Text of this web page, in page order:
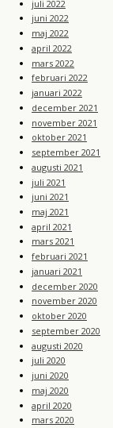
juli 2022
juni 2022
maj 2022
april 2022
mars 2022
februari 2022
januari 2022
december 2021
november 2021
oktober 2021
september 2021
augusti 2021
juli 2021
juni 2021
maj 2021
april 2021
mars 2021
februari 2021
januari 2021
december 2020
november 2020
oktober 2020
september 2020
augusti 2020
juli 2020
juni 2020
maj 2020
april 2020
mars 2020